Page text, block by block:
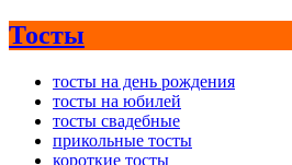
Тосты
тосты на день рождения
тосты на юбилей
тосты свадебные
прикольные тосты
короткие тосты